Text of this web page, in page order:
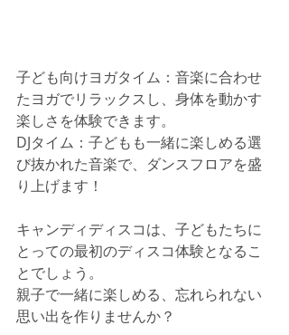
子ども向けヨガタイム：音楽に合わせ
たヨガでリラックスし、身体を動かす
楽しさを体験できます。
DJタイム：子どもも一緒に楽しめる選
び抜かれた音楽で、ダンスフロアを盛
り上げます！
キャンディディスコは、子どもたちに
とっての最初のディスコ体験となるこ
とでしょう。
親子で一緒に楽しめる、忘れられない
思い出を作りませんか？